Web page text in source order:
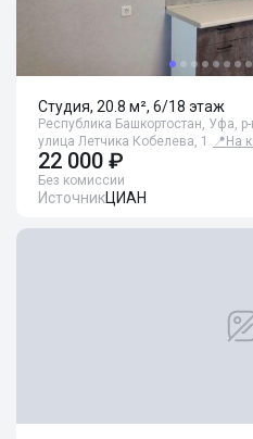
Студия, 20.8 м², 6/18 этаж
Республика Башкортостан, Уфа,
улица Летчика Кобелева, 1
📍 На
22 000 ₽
Без комиссии
ИсточникЦИАН